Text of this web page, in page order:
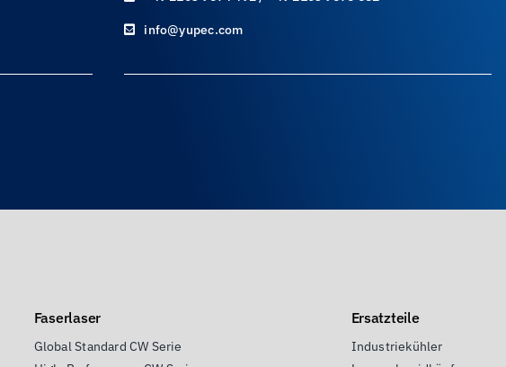
info@yupec.com
Faserlaser
Global Standard CW Serie
Ersatzteile
Industriekühler